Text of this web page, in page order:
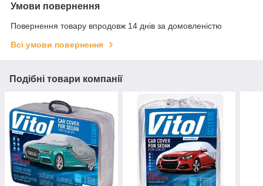
Умови повернення
Повернення товару впродовж 14 днів за домовленістю
Всі умови повернення
Подібні товари компанії